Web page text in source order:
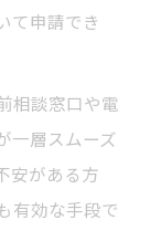
て申請でき
相談窓口や電
一層スムーズ
安がある方
有効な手段で